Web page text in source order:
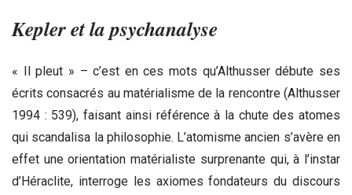
Kepler et la psychanalyse
« Il pleut » – c’est en ces mots qu’Althusser débute ses
écrits consacrés au matérialisme de la rencontre (Althusser
1994 : 539), faisant ainsi référence à la chute des atomes
qui scandalisa la philosophie. L’atomisme ancien s’avère en
effet une orientation matérialiste surprenante qui, à l’instar
d’Héraclite, interroge les axiomes fondateurs du discours